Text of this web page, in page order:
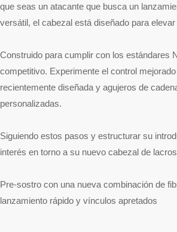
que seas un atacante que busca un
versátil, el cabezal está diseñado para elevar
Construido para cumplir con los estándares
competitivo. Experimente el control
recientemente diseñada y agujeros de
personalizadas.
Siguiendo estos pasos y estructurar su
interés en torno a su nuevo cabezal de
Pre-sostro con una nueva combinación de
lanzamiento rápido y vínculos apretados